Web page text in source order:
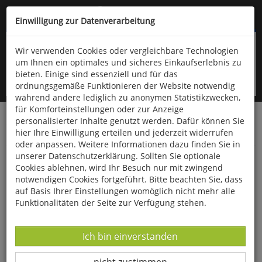
Kompletten Head der Seite überspringen
oder (06766) 9323-960
Startseite Bücher
Quelle & Meyer Verlag
Pädagogik & Didaktik
Die Form der wissenschaftlichen Arbeit
Einwilligung zur Datenverarbeitung
Wir verwenden Cookies oder vergleichbare Technologien
um Ihnen ein optimales und sicheres Einkaufserlebnis zu
bieten. Einige sind essenziell und für das
ordnungsgemäße Funktionieren der Website notwendig
während andere lediglich zu anonymen Statistikzwecken,
für Komforteinstellungen oder zur Anzeige
personalisierter Inhalte genutzt werden. Dafür können Sie
hier Ihre Einwilligung erteilen und jederzeit widerrufen
oder anpassen. Weitere Informationen dazu finden Sie in
unserer Datenschutzerklärung. Sollten Sie optionale
Cookies ablehnen, wird Ihr Besuch nur mit zwingend
notwendigen Cookies fortgeführt. Bitte beachten Sie, dass
auf Basis Ihrer Einstellungen womöglich nicht mehr alle
Funktionalitäten der Seite zur Verfügung stehen.
Datenverarbeitung -
Ich bin einverstanden